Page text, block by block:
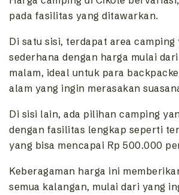
pada fasilitas yang ditawarkan.
Di satu sisi, terdapat area camping
sederhana dengan harga mulai
malam, ideal untuk para
alam yang ingin merasakan
Di sisi lain, ada pilihan camping
dengan fasilitas lengkap seperti
yang bisa mencapai Rp 500.000
Keberagaman harga ini
semua kalangan, mulai dari yang